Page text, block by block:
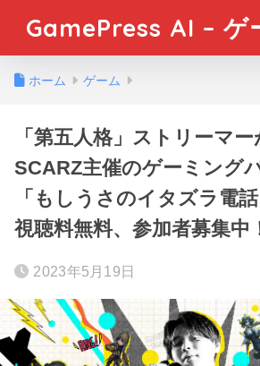
GamePress AI – ゲ
ホーム ゲーム
「第五人格」ストリーマー
SCARZ主催のゲーミング
「もしうさのイタズラ電
視聴料無料、参加者募集中
2023年5月19日